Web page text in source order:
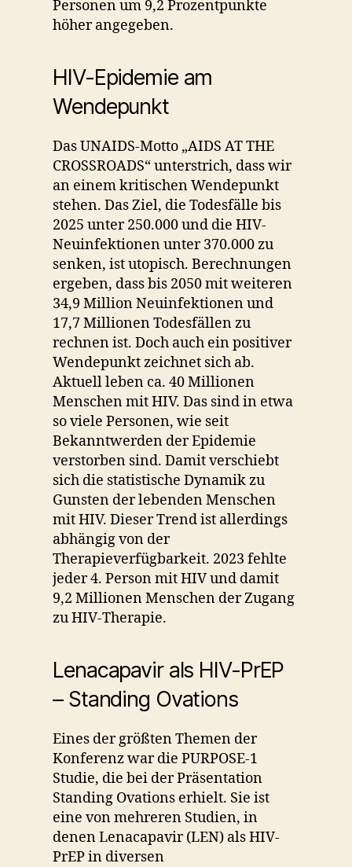
Personen um 9,2 Prozentpunkte
höher angegeben.
HIV-Epidemie am
Wendepunkt
Das UNAIDS-Motto „AIDS AT THE
CROSSROADS“ unterstrich, dass wir
an einem kritischen Wendepunkt
stehen. Das Ziel, die Todesfälle bis
2025 unter 250.000 und die HIV-
Neuinfektionen unter 370.000 zu
senken, ist utopisch. Berechnungen
ergeben, dass bis 2050 mit weiteren
34,9 Million Neuinfektionen und
17,7 Millionen Todesfällen zu
rechnen ist. Doch auch ein positiver
Wendepunkt zeichnet sich ab.
Aktuell leben ca. 40 Millionen
Menschen mit HIV. Das sind in etwa
so viele Personen, wie seit
Bekanntwerden der Epidemie
verstorben sind. Damit verschiebt
sich die statistische Dynamik zu
Gunsten der lebenden Menschen
mit HIV. Dieser Trend ist allerdings
abhängig von der
Therapieverfügbarkeit. 2023 fehlte
jeder 4. Person mit HIV und damit
9,2 Millionen Menschen der Zugang
zu HIV-Therapie.
Lenacapavir als HIV-PrEP
– Standing Ovations
Eines der größten Themen der
Konferenz war die PURPOSE-1
Studie, die bei der Präsentation
Standing Ovations erhielt. Sie ist
eine von mehreren Studien, in
denen Lenacapavir (LEN) als HIV-
PrEP in diversen